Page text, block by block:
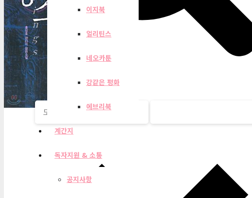
이지북
얼리틴스
네오카툰
강같은 평화
에브리북
계간지
독자지원 & 소통
공지사항